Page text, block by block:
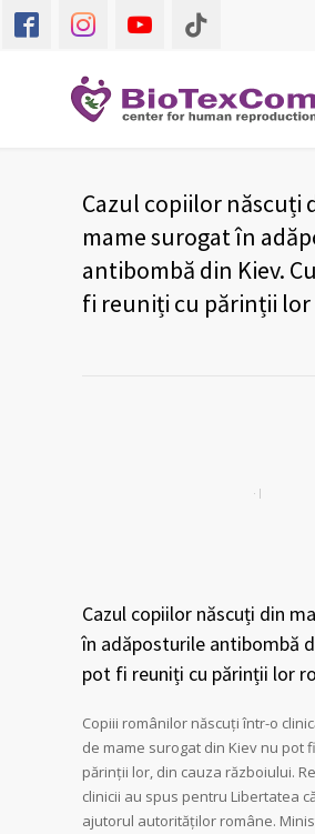
Cazul copiilor născuți
mame surogat în
antibombă din Kiev.
fi reuniți cu părinții
Cazul copiilor născuți din
în adăposturile antibombă
pot fi reuniți cu părinții lor
Copiii românilor născuți într-o
de mame surogat din Kiev nu pot
părinții lor, din cauza războiului.
clinicii au spus pentru Libertatea
ajutorul autorităților române.